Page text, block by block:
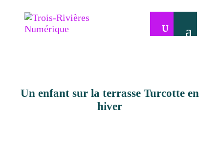
Un enfant sur la terrasse Turcotte en
hiver